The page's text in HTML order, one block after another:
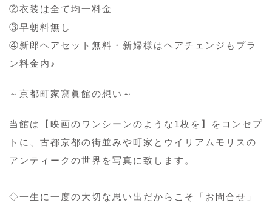
②衣装は全て均一料金
③早朝料無し
④新郎ヘアセット無料・新婦様はヘアチェンジもプラ
ン料金内♪
～京都町家寫眞館の想い～
当館は【映画のワンシーンのような1枚を】をコンセプ
トに、古都京都の街並みや町家とウイリアムモリスの
アンティークの世界を写真に致します。
◇一生に一度の大切な思い出だからこそ「お問合せ」